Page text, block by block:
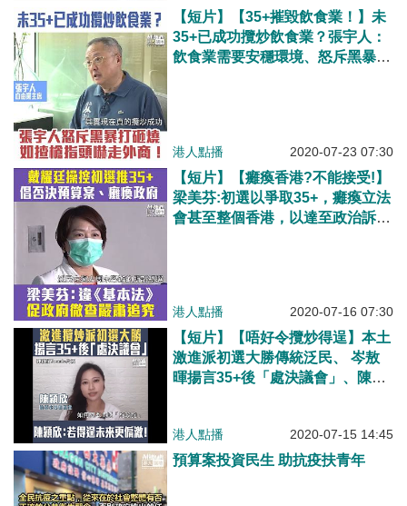
【短片】【35+摧毀飲食業！】未
35+已成功攬炒飲食業？張宇人：
飲食業需要安穩環境、怒斥黑暴打
港人點播 2020-07-23 07:30
【短片】【癱瘓香港?不能接受!】
梁美芬:初選以爭取35+，癱瘓立法
會甚至整個香港，以達至政治訴
港人點播 2020-07-16 07:30
【短片】【唔好令攬炒得逞】本土
激進派初選大勝傳統泛民、 岑敖
暉揚言35+後「處決議會」、陳穎
港人點播 2020-07-15 14:45
預算案投資民生 助抗疫扶青年